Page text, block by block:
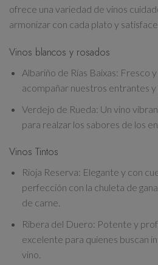
ofrece una variedad de vinos
armonizar con cada plato y
Vinos blancos y rosados
Albariño de Rías Baixas: Fresco
acompañar nuestros entrantes
Verdejo de Rueda: Un vino
para realzar los sabores de los
Vinos Tintos
Rioja Reserva: Elegante y con
perfección con la chuleta de
de carne.
Ribera del Duero: Potente y
excelente para quienes buscan
vino.